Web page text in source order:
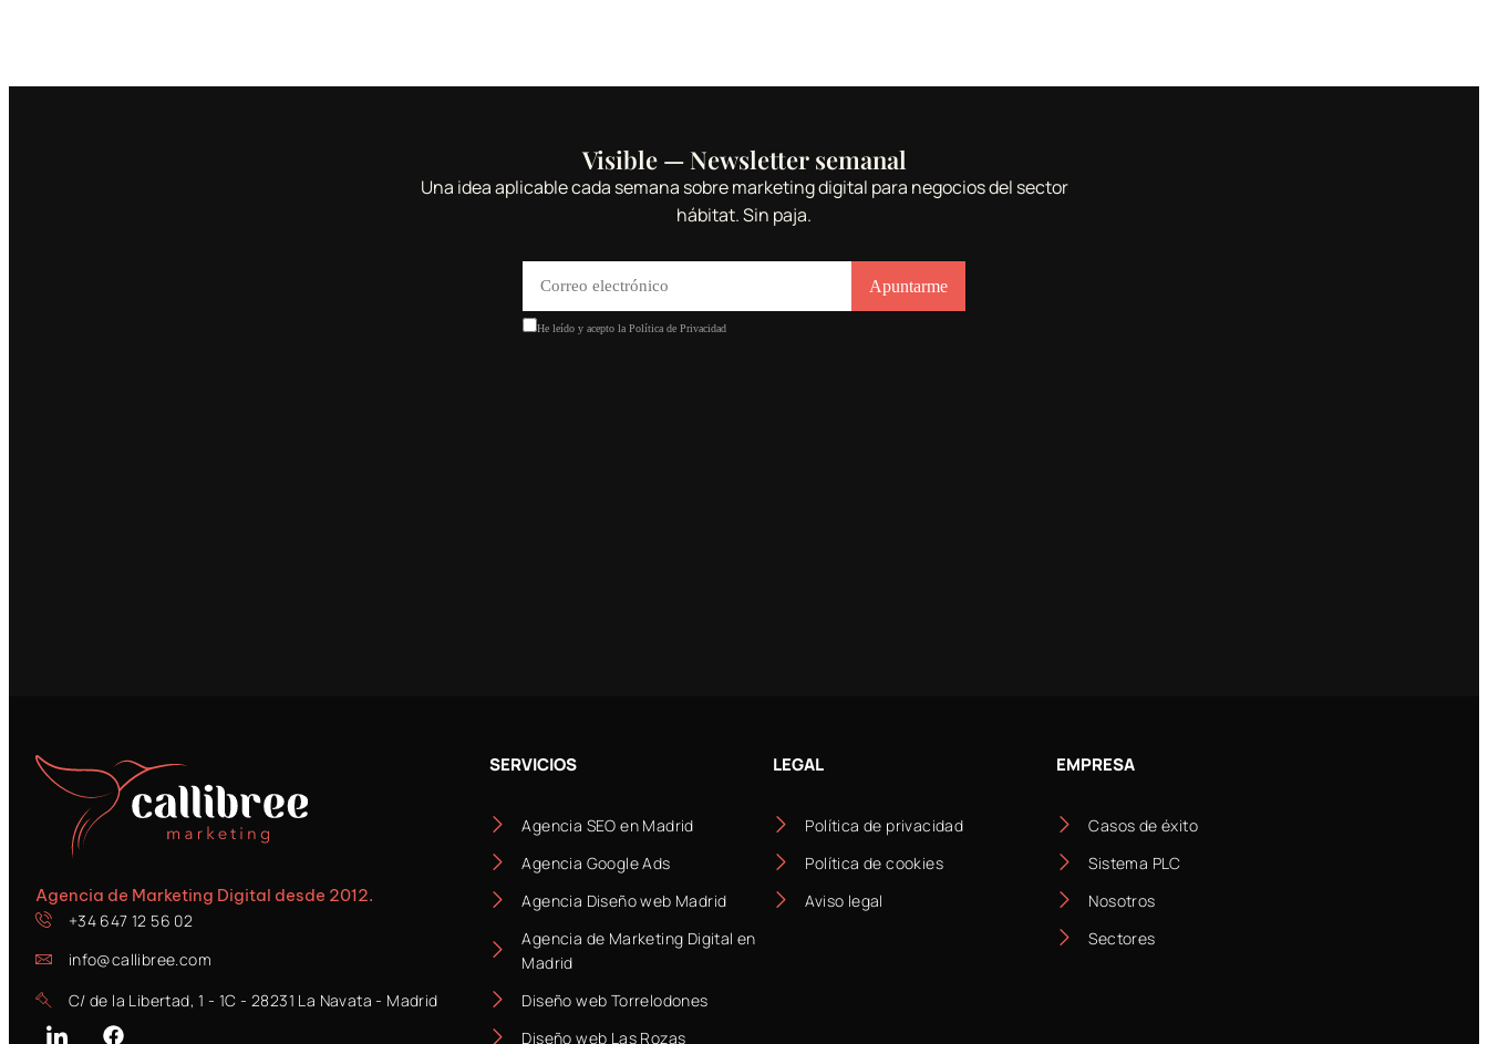
Visible — Newsletter semanal
Una idea aplicable cada semana sobre marketing digital para negocios del sector
hábitat. Sin paja.
Agencia de Marketing Digital desde 2012.
+34 647 12 56 02
info@callibree.com
C/ de la Libertad, 1 - 1C - 28231 La Navata - Madrid
SERVICIOS
Agencia SEO en Madrid
Agencia Google Ads
Agencia Diseño web Madrid
Agencia de Marketing Digital en
Madrid
Diseño web Torrelodones
Diseño web Las Rozas
LEGAL
Política de privacidad
Política de cookies
Aviso legal
EMPRESA
Casos de éxito
Sistema PLC
Nosotros
Sectores